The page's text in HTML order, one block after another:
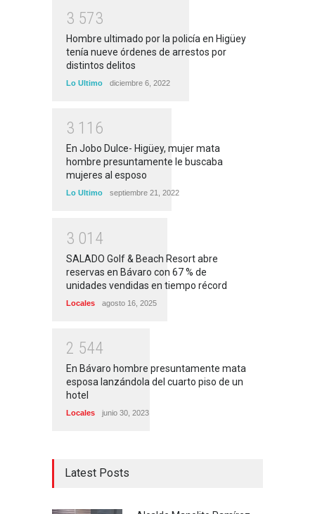
3 573
Hombre ultimado por la policía en Higüey
tenía nueve órdenes de arrestos por
distintos delitos
Lo Ultimo diciembre 6, 2022
3 1 1 6
En Jobo Dulce- Higüey, mujer mata
hombre presuntamente le buscaba
mujeres al esposo
Lo Ultimo septiembre 21, 2022
3 01 4
SALADO Golf & Beach Resort abre
reservas en Bávaro con 67 % de
unidades vendidas en tiempo récord
Locales agosto 16, 2025
2 544
En Bávaro hombre presuntamente mata
esposa lanzándola del cuarto piso de un
hotel
Locales junio 30, 2023
Latest Posts